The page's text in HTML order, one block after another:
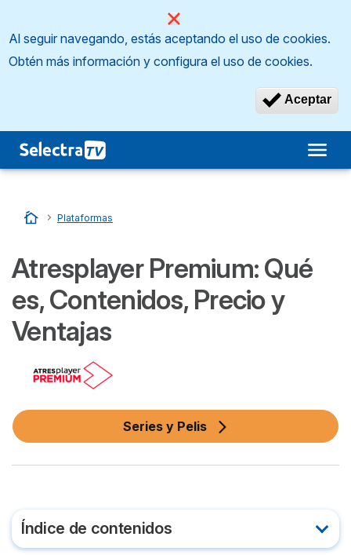
Al seguir navegando, estás aceptando el uso de cookies.
Obtén más información y configura el uso de cookies.
Aceptar
Inicio
…
Plataformas
Atresplayer Premium: Qué
es, Contenidos, Precio y
Ventajas
Series y Pelis
Índice de contenidos